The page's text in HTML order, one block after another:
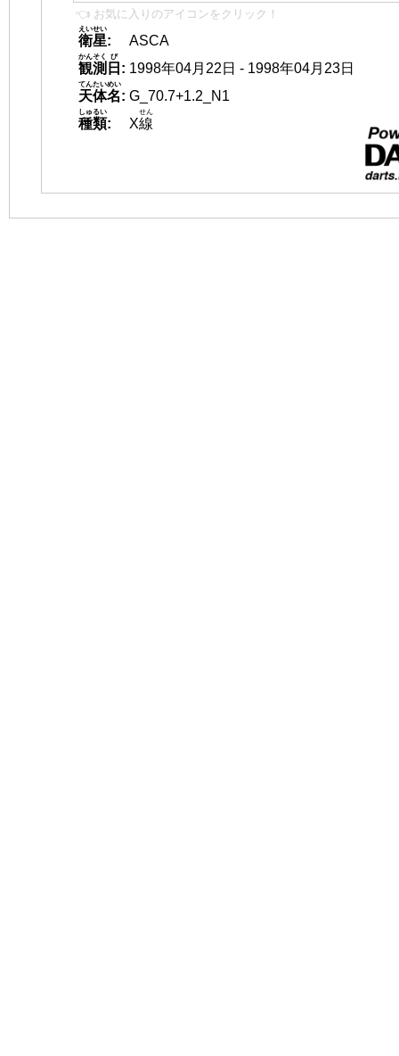
👈 お気に入りのアイコンをクリック！
衛星
えいせい
:
ASCA
観測
かんそく
日
び
: 1998年04月22日 - 1998年04月23日
天体名
てんたいめい
: G_70.7+1.2_N1
種類
しゅるい
: X線
せん